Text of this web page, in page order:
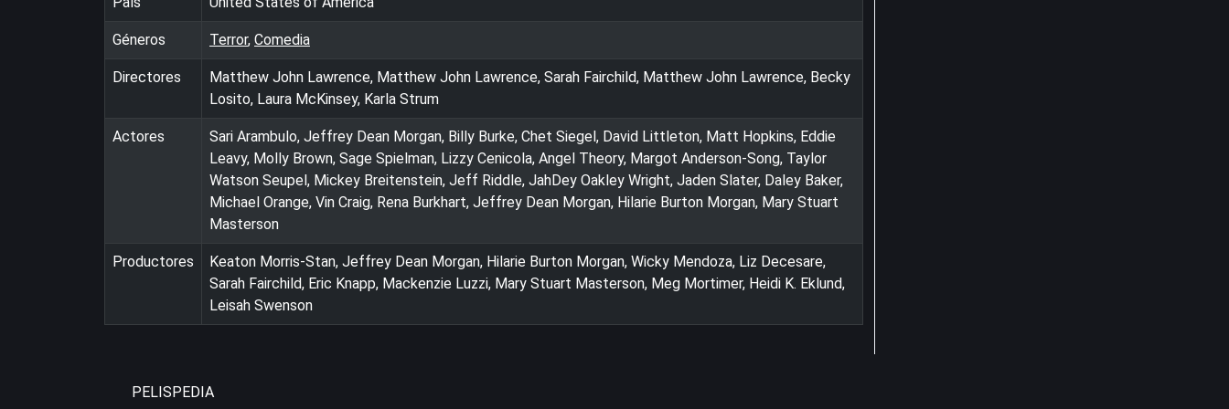
Géneros Terror, Comedia
Directores
Matthew John Lawrence, Matthew John Lawrence, Sarah Fairchild, Matthew John Lawrence, Becky
Losito, Laura McKinsey, Karla Strum
Actores
Sari Arambulo, Jeffrey Dean Morgan, Billy Burke, Chet Siegel, David Littleton, Matt Hopkins, Eddie
Leavy, Molly Brown, Sage Spielman, Lizzy Cenicola, Angel Theory, Margot Anderson-Song, Taylor
Watson Seupel, Mickey Breitenstein, Jeff Riddle, JahDey Oakley Wright, Jaden Slater, Daley Baker,
Michael Orange, Vin Craig, Rena Burkhart, Jeffrey Dean Morgan, Hilarie Burton Morgan, Mary Stuart
Masterson
Productores
Keaton Morris-Stan, Jeffrey Dean Morgan, Hilarie Burton Morgan, Wicky Mendoza, Liz Decesare,
Sarah Fairchild, Eric Knapp, Mackenzie Luzzi, Mary Stuart Masterson, Meg Mortimer, Heidi K. Eklund,
Leisah Swenson
PELISPEDIA